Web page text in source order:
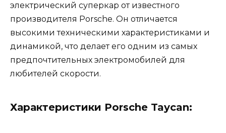
электрический суперкар от известного
производителя Porsche. Он отличается
высокими техническими характеристиками и
динамикой, что делает его одним из самых
предпочтительных электромобилей для
любителей скорости.
Характеристики Porsche Taycan: